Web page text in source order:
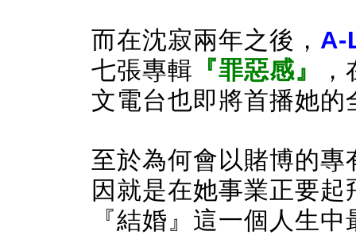
而在沈寂兩年之後， A-
七張專輯 『罪惡感』
文電台也即將首播她的
至於為何會以賭博的
因就是在她事業正要
『結婚』這一個人生